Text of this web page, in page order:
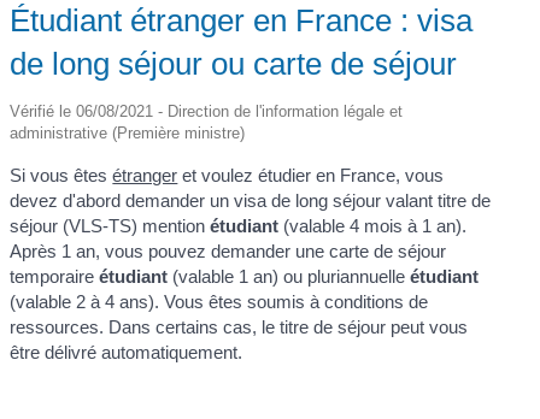
Étudiant étranger en France : visa
de long séjour ou carte de séjour
Vérifié le 06/08/2021 - Direction de l'information légale et
administrative (Première ministre)
Si vous êtesétranger et voulez étudier en France, vous
devez d'abord demander un visa de long séjour valant titre de
séjour (VLS-TS) mentionétudiant (valable 4 mois à 1 an).
Après 1 an, vous pouvez demander une carte de séjour
temporaireétudiant (valable 1 an) ou pluriannuelleétudiant
(valable 2 à 4 ans). Vous êtes soumis à conditions de
ressources. Dans certains cas, le titre de séjour peut vous
être délivré automatiquement.